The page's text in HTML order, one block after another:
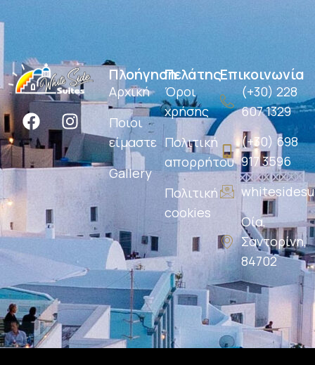
Πλοήγηση
Αρχική
Ποιοι
είμαστε
Gallery
Πελάτης
Όροι
χρήσης
Πολιτική
απορρήτου
Πολιτική
cookies
Επικοινωνία
(+30) 228
607 1329
(+30) 698
917 3596
Οία,
Σαντορίνη,
84702